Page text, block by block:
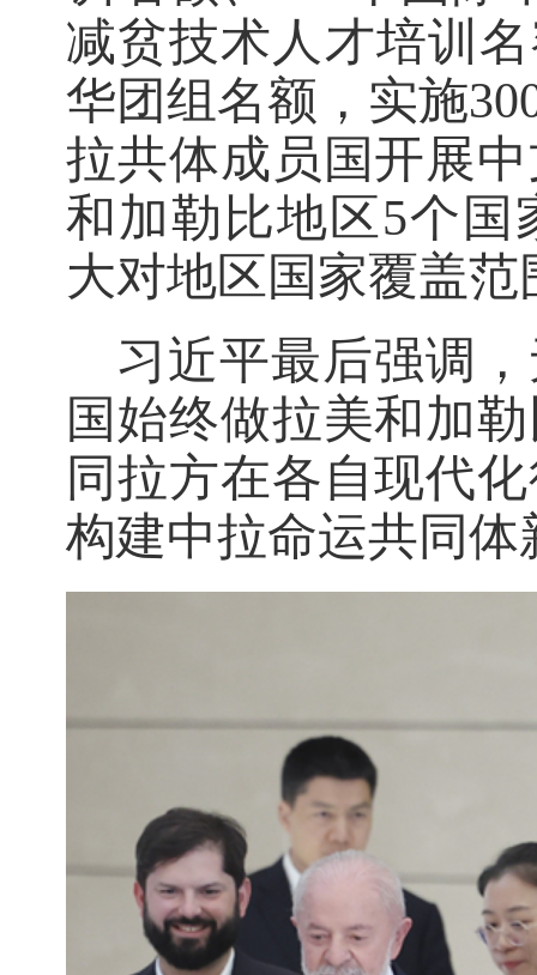
减贫技术人才培训
华团组名额，实施
拉共体成员国开展
和加勒比地区5个国
大对地区国家覆盖范
习近平最后强调
国始终做拉美和加
同拉方在各自现代
构建中拉命运共同体